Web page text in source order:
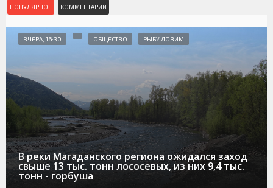
ПОПУЛЯРНОЕ КОММЕНТАРИИ
В реки Магаданского региона ожидался заход
свыше 13 тыс. тонн лососевых, из них 9,4 тыс.
тонн - горбуша
ВЧЕРА, 16:30 ОБЩЕСТВО РЫБУ ЛОВИМ